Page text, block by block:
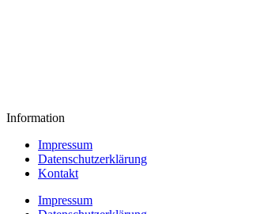
Information
Impressum
Datenschutzerklärung
Kontakt
Impressum